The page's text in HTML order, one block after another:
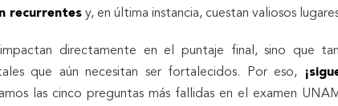
recurrentes y, en última instancia, cuestan valiosos
directamente en el puntaje final, sino que
que aún necesitan ser fortalecidos. Por eso,
las cinco preguntas más fallidas en el examen